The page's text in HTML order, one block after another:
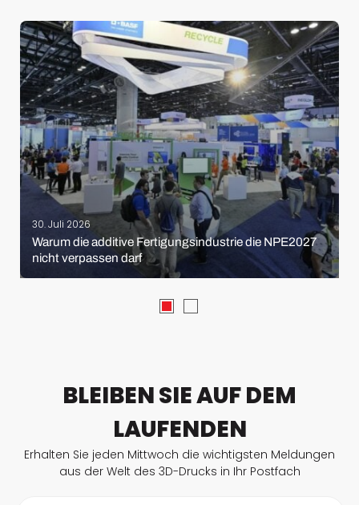
30. Juli 2026
Warum die additive Fertigungsindustrie die NPE2027
nicht verpassen darf
BLEIBEN SIE AUF DEM
LAUFENDEN
Erhalten Sie jeden Mittwoch die wichtigsten Meldungen
aus der Welt des 3D-Drucks in Ihr Postfach